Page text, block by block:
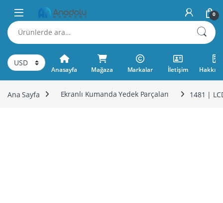
Skip to navigation
Skip to content
0
Ara:
Anasayfa Mağaza Markalar İletişim
Ana Sayfa Ekranlı Kumanda Yedek Parçaları 1481 |